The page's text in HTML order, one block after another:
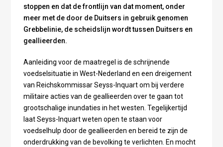
stoppen en dat de frontlijn van dat moment, onder
meer met de door de Duitsers in gebruik genomen
Grebbelinie, de scheidslijn wordt tussen Duitsers en
geallieerden.
Aanleiding voor de maatregel is de schrijnende
voedselsituatie in West-Nederland en een dreigement
van Reichskommissar Seyss-Inquart om bij verdere
militaire acties van de geallieerden over te gaan tot
grootschalige inundaties in het westen. Tegelijkertijd
laat Seyss-Inquart weten open te staan voor
voedselhulp door de geallieerden en bereid te zijn de
onderdrukking van de bevolking te verlichten. En mocht